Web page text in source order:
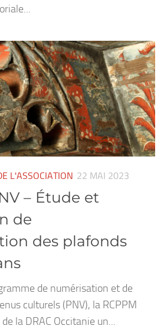
L'ASSOCIATION 22 MAI 2023
– Étude et
de
des plafonds
de numérisation et de
culturels (PNV), la RCPPM
la DRAC Occitanie un...